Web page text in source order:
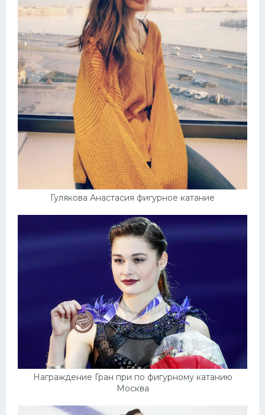
Гулякова Анастасия фигурное катание
Награждение Гран при по фигурному катанию
Москва